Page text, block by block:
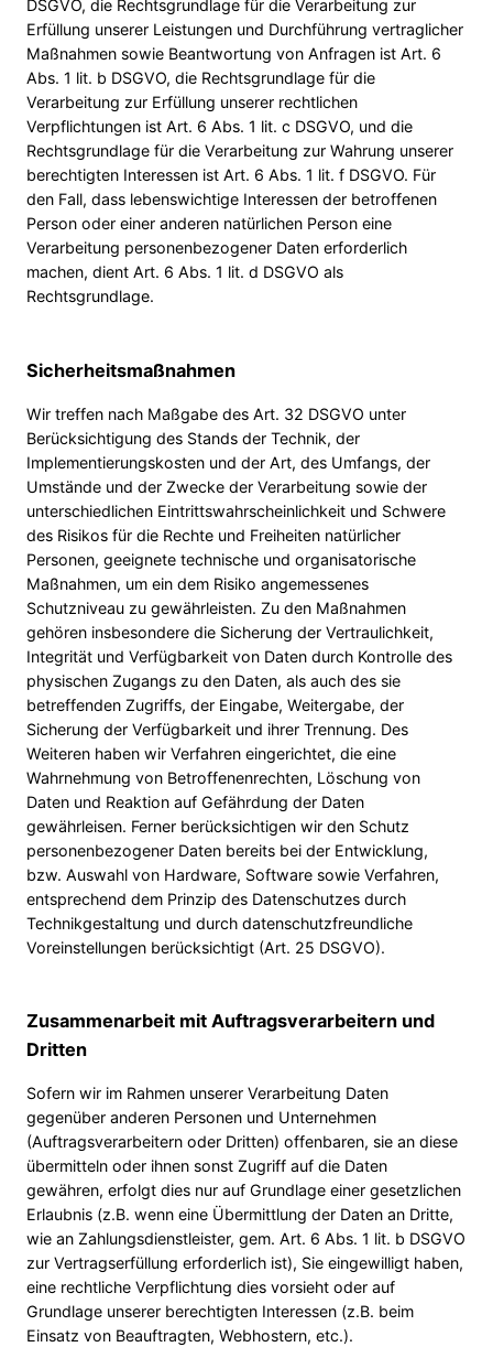
DSGVO, die Rechtsgrundlage für die Verarbeitung zur
Erfüllung unserer Leistungen und Durchführung vertraglicher
Maßnahmen sowie Beantwortung von Anfragen ist Art. 6
Abs. 1 lit. b DSGVO, die Rechtsgrundlage für die
Verarbeitung zur Erfüllung unserer rechtlichen
Verpflichtungen ist Art. 6 Abs. 1 lit. c DSGVO, und die
Rechtsgrundlage für die Verarbeitung zur Wahrung unserer
berechtigten Interessen ist Art. 6 Abs. 1 lit. f DSGVO. Für
den Fall, dass lebenswichtige Interessen der betroffenen
Person oder einer anderen natürlichen Person eine
Verarbeitung personenbezogener Daten erforderlich
machen, dient Art. 6 Abs. 1 lit. d DSGVO als
Rechtsgrundlage.
Sicherheitsmaßnahmen
Wir treffen nach Maßgabe des Art. 32 DSGVO unter
Berücksichtigung des Stands der Technik, der
Implementierungskosten und der Art, des Umfangs, der
Umstände und der Zwecke der Verarbeitung sowie der
unterschiedlichen Eintrittswahrscheinlichkeit und Schwere
des Risikos für die Rechte und Freiheiten natürlicher
Personen, geeignete technische und organisatorische
Maßnahmen, um ein dem Risiko angemessenes
Schutzniveau zu gewährleisten. Zu den Maßnahmen
gehören insbesondere die Sicherung der Vertraulichkeit,
Integrität und Verfügbarkeit von Daten durch Kontrolle des
physischen Zugangs zu den Daten, als auch des sie
betreffenden Zugriffs, der Eingabe, Weitergabe, der
Sicherung der Verfügbarkeit und ihrer Trennung. Des
Weiteren haben wir Verfahren eingerichtet, die eine
Wahrnehmung von Betroffenenrechten, Löschung von
Daten und Reaktion auf Gefährdung der Daten
gewährleisen. Ferner berücksichtigen wir den Schutz
personenbezogener Daten bereits bei der Entwicklung,
bzw. Auswahl von Hardware, Software sowie Verfahren,
entsprechend dem Prinzip des Datenschutzes durch
Technikgestaltung und durch datenschutzfreundliche
Voreinstellungen berücksichtigt (Art. 25 DSGVO).
Zusammenarbeit mit Auftragsverarbeitern und
Dritten
Sofern wir im Rahmen unserer Verarbeitung Daten
gegenüber anderen Personen und Unternehmen
(Auftragsverarbeitern oder Dritten) offenbaren, sie an diese
übermitteln oder ihnen sonst Zugriff auf die Daten
gewähren, erfolgt dies nur auf Grundlage einer gesetzlichen
Erlaubnis (z.B. wenn eine Übermittlung der Daten an Dritte,
wie an Zahlungsdienstleister, gem. Art. 6 Abs. 1 lit. b DSGVO
zur Vertragserfüllung erforderlich ist), Sie eingewilligt haben,
eine rechtliche Verpflichtung dies vorsieht oder auf
Grundlage unserer berechtigten Interessen (z.B. beim
Einsatz von Beauftragten, Webhostern, etc.).